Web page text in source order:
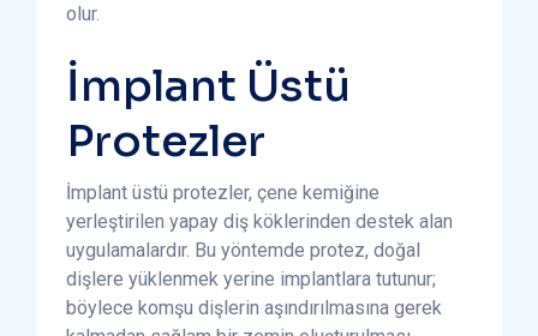
olur.
İmplant Üstü
Protezler
İmplant üstü protezler, çene kemiğine
yerleştirilen yapay diş köklerinden destek alan
uygulamalardır. Bu yöntemde protez, doğal
dişlere yüklenmek yerine implantlara tutunur;
böylece komşu dişlerin aşındırılmasına gerek